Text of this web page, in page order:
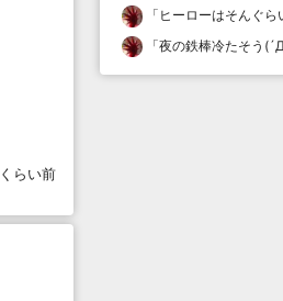
らい前
「 ヒーローはそんぐ
「夜の鉄棒冷たそう